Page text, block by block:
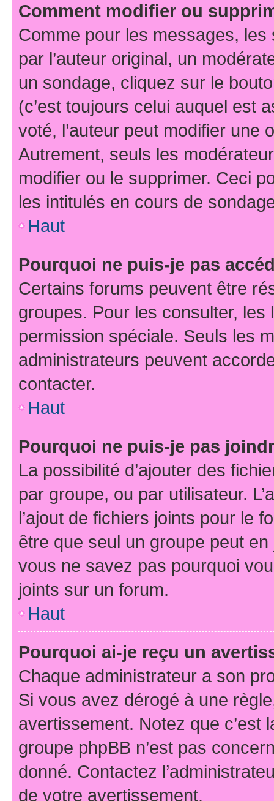
Comment modifier ou
Comme pour les messages,
par l’auteur original, un
un sondage, cliquez sur le
(c’est toujours celui auquel est
voté, l’auteur peut modifier une
Autrement, seuls les
modifier ou le supprimer. Ceci
les intitulés en cours de
Haut
Pourquoi ne puis-je pas
Certains forums peuvent être
groupes. Pour les consulter,
permission spéciale. Seuls les
administrateurs peuvent
contacter.
Haut
Pourquoi ne puis-je pas
La possibilité d’ajouter des
par groupe, ou par utilisateur.
l’ajout de fichiers joints pour le
être que seul un groupe peut
vous ne savez pas pourquoi
joints sur un forum.
Haut
Pourquoi ai-je reçu un
Chaque administrateur a son
Si vous avez dérogé à une
avertissement. Notez que c’est
groupe phpBB n’est pas
donné. Contactez
de votre avertissement.